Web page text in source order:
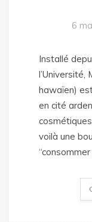
6
Installé
l’Université,
hawaïen)
en cité
voilà une